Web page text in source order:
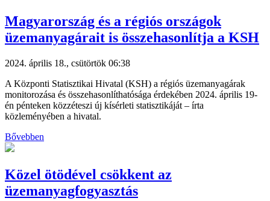
Magyarország és a régiós országok
üzemanyagárait is összehasonlítja a KSH
2024. április 18., csütörtök 06:38
A Központi Statisztikai Hivatal (KSH) a régiós üzemanyagárak
monitorozása és összehasonlíthatósága érdekében 2024. április 19-
én pénteken közzéteszi új kísérleti statisztikáját – írta
közleményében a hivatal.
Bővebben
Közel ötödével csökkent az
üzemanyagfogyasztás